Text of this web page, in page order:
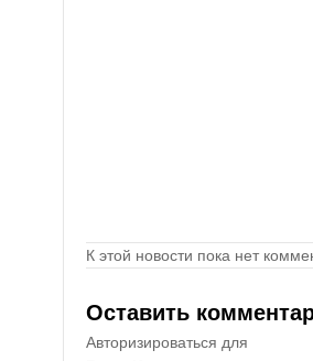
К этой новости пока нет
Оставить
Авторизироваться для